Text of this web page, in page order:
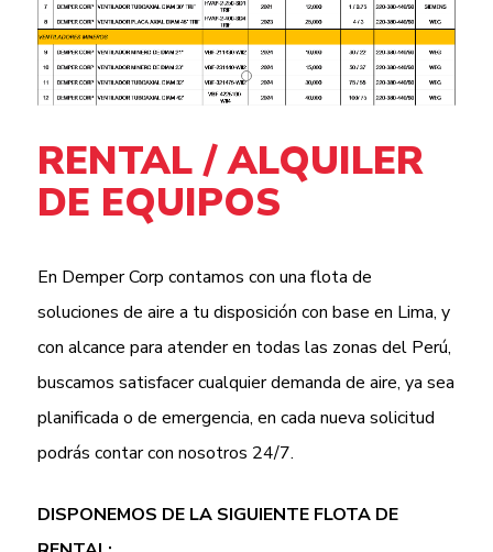
RENTAL / ALQUILER
DE EQUIPOS
En Demper Corp contamos con una flota de
soluciones de aire a tu disposición con base en Lima, y
con alcance para atender en todas las zonas del Perú,
buscamos satisfacer cualquier demanda de aire, ya sea
planificada o de emergencia, en cada nueva solicitud
podrás contar con nosotros 24/7.
DISPONEMOS DE LA SIGUIENTE FLOTA DE